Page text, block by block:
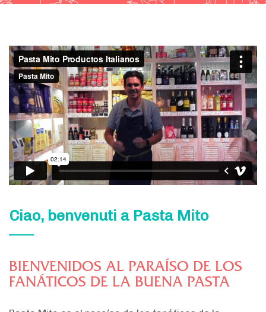
Ciao, benvenuti a Pasta Mito
BIENVENIDOS AL PARAÍSO DE LOS
FANÁTICOS DE LA BUENA PASTA